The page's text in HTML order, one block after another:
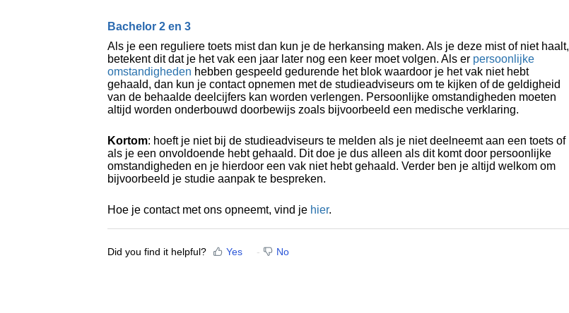
Bachelor 2 en 3
Als je een reguliere toets mist dan kun je de herkansing maken. Als je deze mist of niet haalt,
betekent dit dat je het vak een jaar later nog een keer moet volgen. Als er persoonlijke
omstandigheden hebben gespeeld gedurende het blok waardoor je het vak niet hebt
gehaald, dan kun je contact opnemen met de studieadviseurs om te kijken of de geldigheid
van de behaalde deelcijfers kan worden verlengen. Persoonlijke omstandigheden moeten
altijd worden onderbouwd doorbewijs zoals bijvoorbeeld een medische verklaring.
Kortom: hoeft je niet bij de studieadviseurs te melden als je niet deelneemt aan een toets of
als je een onvoldoende hebt gehaald. Dit doe je dus alleen als dit komt door persoonlijke
omstandigheden en je hierdoor een vak niet hebt gehaald. Verder ben je altijd welkom om
bijvoorbeeld je studie aanpak te bespreken.
Hoe je contact met ons opneemt, vind je hier.
Did you find it helpful? Yes No